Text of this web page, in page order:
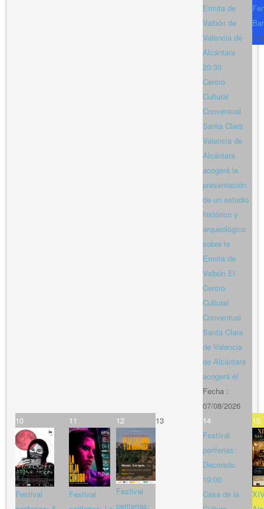
Ermita de
Valbón de
Valencia de
Alcántara
20:30
Centro
Cultural
Conventual
Santa Clara
Valencia de
Alcántara
acogerá la
presentación
de un estudio
histórico y
arqueológico
sobre la
Ermita de
Valbón El
Centro
Cultural
Conventual
Santa Clara
de Valencia
de Alcántara
acogerá el
Fecha :
07/08/2026
10
Festival
11
Festival
12
Festival
periferias:
13
14
Festival
periferias:
Decorado
19:00
Casa de la
15